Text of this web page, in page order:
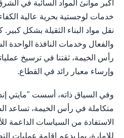
أكبر موانئ المواد السائبة في
خدمات لوجستية بحرية عالية
نقل مواد البناء الثقيلة بشكل
والفعال وخدمات النافذة الواحدة
رأس الخيمة، ثقتنا في ترسيخ
وإرساء معيار رائد في القطاع.
وفي السياق ذاته، أسست "مايتي
متكاملة في رأس الخيمة، تساعد
الاستفادة من السياسات الداعمة
للإمارة، بما يدعم إقامة عمليات